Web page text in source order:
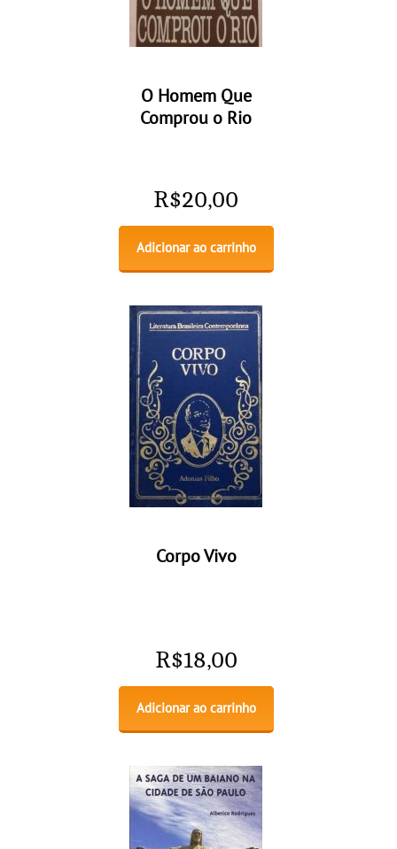
O Homem Que
Comprou o Rio
R$20,00
Adicionar ao carrinho
Corpo Vivo
R$18,00
Adicionar ao carrinho